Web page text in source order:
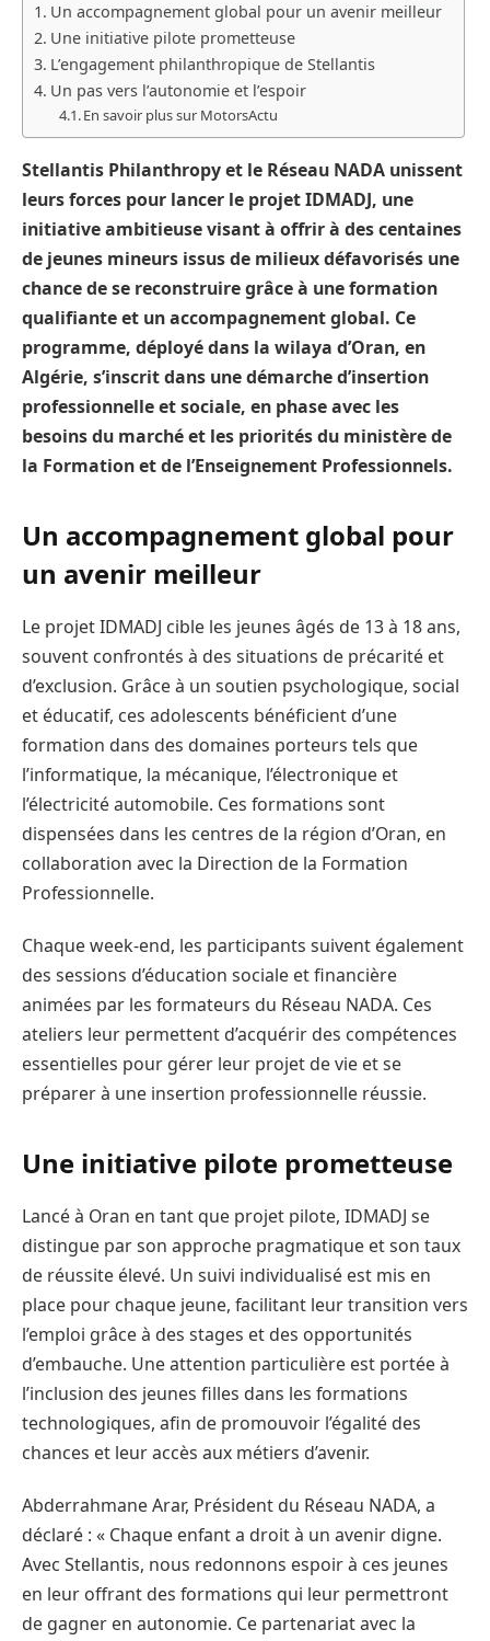
Un accompagnement global pour un avenir meilleur
Une initiative pilote prometteuse
L’engagement philanthropique de Stellantis
Un pas vers l’autonomie et l’espoir
En savoir plus sur MotorsActu
Stellantis Philanthropy et le Réseau NADA unissent
leurs forces pour lancer le projet IDMADJ, une
initiative ambitieuse visant à offrir à des centaines
de jeunes mineurs issus de milieux défavorisés une
chance de se reconstruire grâce à une formation
qualifiante et un accompagnement global. Ce
programme, déployé dans la wilaya d’Oran, en
Algérie, s’inscrit dans une démarche d’insertion
professionnelle et sociale, en phase avec les
besoins du marché et les priorités du ministère de
la Formation et de l’Enseignement Professionnels.
Un accompagnement global pour
un avenir meilleur
Le projet IDMADJ cible les jeunes âgés de 13 à 18 ans,
souvent confrontés à des situations de précarité et
d’exclusion. Grâce à un soutien psychologique, social
et éducatif, ces adolescents bénéficient d’une
formation dans des domaines porteurs tels que
l’informatique, la mécanique, l’électronique et
l’électricité automobile. Ces formations sont
dispensées dans les centres de la région d’Oran, en
collaboration avec la Direction de la Formation
Professionnelle.
Chaque week-end, les participants suivent également
des sessions d’éducation sociale et financière
animées par les formateurs du Réseau NADA. Ces
ateliers leur permettent d’acquérir des compétences
essentielles pour gérer leur projet de vie et se
préparer à une insertion professionnelle réussie.
Une initiative pilote prometteuse
Lancé à Oran en tant que projet pilote, IDMADJ se
distingue par son approche pragmatique et son taux
de réussite élevé. Un suivi individualisé est mis en
place pour chaque jeune, facilitant leur transition vers
l’emploi grâce à des stages et des opportunités
d’embauche. Une attention particulière est portée à
l’inclusion des jeunes filles dans les formations
technologiques, afin de promouvoir l’égalité des
chances et leur accès aux métiers d’avenir.
Abderrahmane Arar, Président du Réseau NADA, a
déclaré : « Chaque enfant a droit à un avenir digne.
Avec Stellantis, nous redonnons espoir à ces jeunes
en leur offrant des formations qui leur permettront
de gagner en autonomie. Ce partenariat avec la